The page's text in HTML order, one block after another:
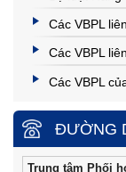
Các VBPL
Các VBPL
Các VBPL
ĐƯỜNG
Trung tâm Phối